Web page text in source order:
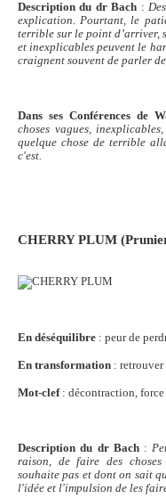
Description du dr Bach :
explication. Pourtant, le
terrible sur le point d’arriver,
et inexplicables peuvent le
craignent souvent de parler
Dans ses Conférences de
choses vagues,
quelque chose de terrible
c'est.
CHERRY PLUM
En déséquilibre : peur de
En transformation : retrouver
Mot-clef : décontraction,
Description du dr Bach :
raison, de faire des
souhaite pas et dont on sait
l'idée et l'impulsion de les